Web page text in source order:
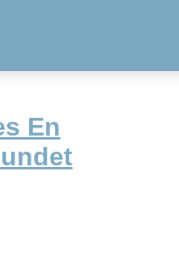
En